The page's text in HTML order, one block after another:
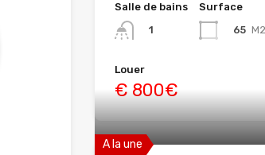
Salle de bains
1
Surface
65 M2
Louer
€ 800€
A la une